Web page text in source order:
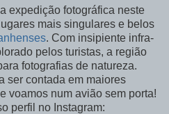
expedição fotográfica neste
mais singulares e belos
. Com insipiente infra-
pelos turistas, a região
fotografias de natureza.
ser contada em maiores
voamos num avião sem porta!
perfil no Instagram: